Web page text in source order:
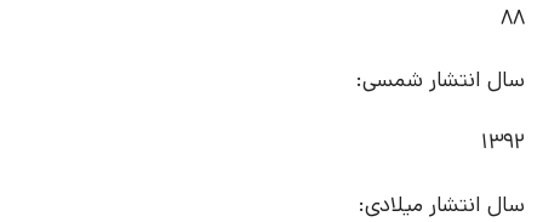
88
سال انتشار شمسی:
1392
سال انتشار میلادی: